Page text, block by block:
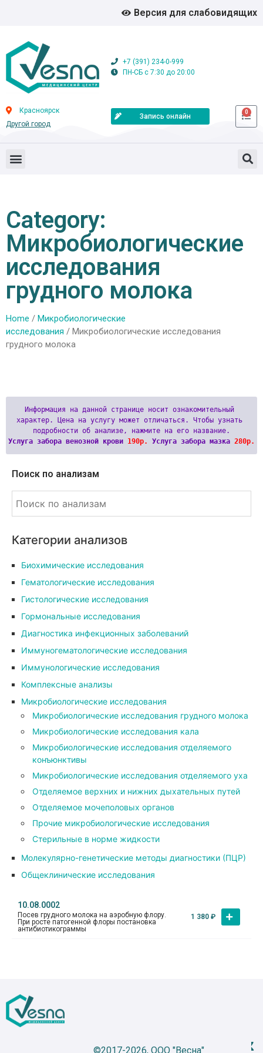
Версия для слабовидящих
+7 (391) 234-0-999
ПН-СБ с 7:30 до 20:00
Красноярск
Другой город
Запись онлайн
0
Category:
Микробиологические
исследования
грудного молока
Home / Микробиологические
исследования / Микробиологические исследования
грудного молока
Информация на данной странице носит ознакомительный
характер. Цена на услугу может отличаться. Чтобы узнать
Услуга забора венозной крови 190р. Услуга забора мазка 280р.
Поиск по анализам
Категории анализов
Биохимические исследования
Гематологические исследования
Гистологические исследования
Гормональные исследования
Диагностика инфекционных заболеваний
Иммуногематологические исследования
Иммунологические исследования
Комплексные анализы
Микробиологические исследования
Микробиологические исследования грудного молока
Микробиологические исследования кала
Микробиологические исследования отделяемого
конъюнктивы
Микробиологические исследования отделяемого уха
Отделяемое верхних и нижних дыхательных путей
Отделяемое мочеполовых органов
Прочие микробиологические исследования
Стерильные в норме жидкости
Молекулярно-генетические методы диагностики (ПЦР)
Общеклинические исследования
10.08.0002
Посев грудного молока на аэробную флору.
При росте патогенной флоры постановка
антибиотикограммы
1 380 ₽
©2017-2026, ООО "Весна"